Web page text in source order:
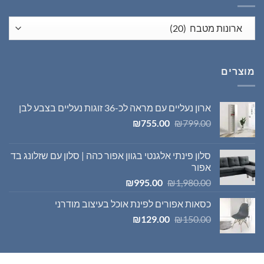
מוצרים
ארון נעליים עם מראה לכ-36 זוגות נעליים בצבע לבן
₪799.00
המחיר
₪799.00.
₪755.00
המחיר
₪755.00.
סלון פינתי אלגנטי בגוון אפור כהה | סלון עם שזלונג בד
אפור
₪1,980.00
המחיר
היה:
₪1,980.00.
₪995.00
המחיר
הוא:
כסאות אפורים לפינת אוכל בעיצוב מודרני
₪150.00
המחיר
₪150.00.
₪129.00
המחיר
₪129.00.